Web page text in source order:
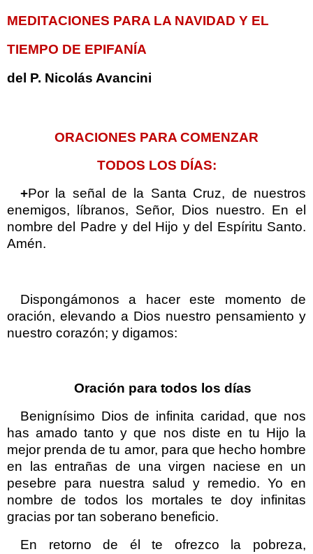
MEDITACIONES PARA LA NAVIDAD Y EL
TIEMPO DE EPIFANÍA
del P. Nicolás Avancini
ORACIONES PARA COMENZAR
TODOS LOS DÍAS:
+Por la señal de la Santa Cruz, de nuestros
enemigos, líbranos, Señor, Dios nuestro. En el
nombre del Padre y del Hijo y del Espíritu Santo.
Amén.
Dispongámonos a hacer este momento de
oración, elevando a Dios nuestro pensamiento y
nuestro corazón; y digamos:
Oración para todos los días
Benignísimo Dios de infinita caridad, que nos
has amado tanto y que nos diste en tu Hijo la
mejor prenda de tu amor, para que hecho hombre
en las entrañas de una virgen naciese en un
pesebre para nuestra salud y remedio. Yo en
nombre de todos los mortales te doy infinitas
gracias por tan soberano beneficio.
En retorno de él te ofrezco la pobreza,